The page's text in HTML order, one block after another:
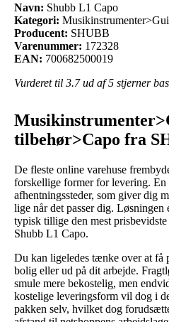
Navn: Shubb L1 Capo
Kategori:
Producent: SHUBB
Varenummer: 172328
EAN: 700682500019
Vurderet til 3.7ud af 5 stjerner
tilbehør>Capo fra
De fleste online varehuse
forskellige former for levering. En
afhentningssteder, som giver dig
lige når det passer dig. Løsningen
typisk tillige den mest
Shubb L1 Capo.
Du kan ligeledes tænke over at få
bolig eller ud på dit arbejde.
smule mere bekostelig, men
kostelige leveringsform vil dog i
pakken selv, hvilket dog